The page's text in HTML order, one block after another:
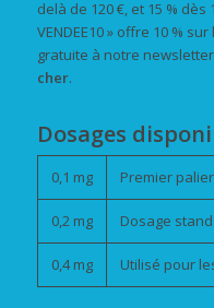
delà de 120 €, et 15 %
VENDEE10 » offre 10 %
gratuite à notre
cher.
Dosages
0,1 mg Premier
0,2 mg Dosage
0,4 mg Utilisé pour